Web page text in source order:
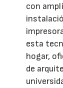
con
esta
hogar,
de